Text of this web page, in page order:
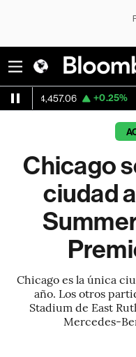
+0.25% ETH/USD
Chicago
ciudad
Chicago es la única
año. Los otros
Stadium de East
Mercedes-